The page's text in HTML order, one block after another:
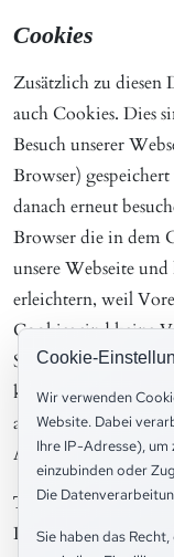
Cookies
Zusätzlich zu diesen
auch Cookies. Dies
Besuch unserer
Browser)
danach erneut
Browser die in dem
unsere Webseite
erleichtern, weil
Cookies sind keine
Schadsoftware auf
kurze Texte, die
ausgetauscht
Arten von Cookies
Transiente Cookies
Diese Cookies
Cookie-
Wir verwenden
Website. Dabei
Ihre IP-Adresse), um
einzubinden oder
Die
Sie haben das